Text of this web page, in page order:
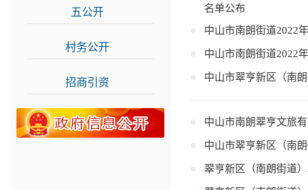
五公开
村务公开
招商引资
名单公布
中山市南朗街道2022
中山市南朗街道2022
中山市翠亨新区（南
中山市南朗翠亨文旅
中山市翠亨新区（南
翠亨新区（南朗街道